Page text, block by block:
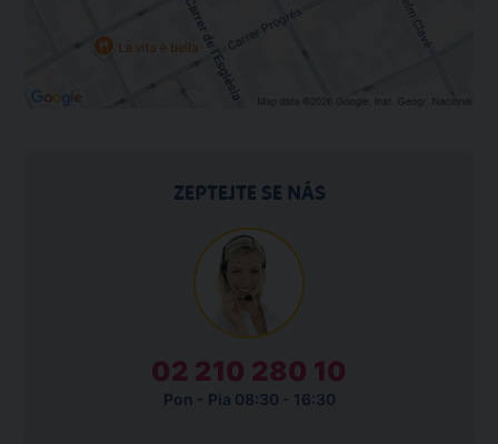
ZEPTEJTE SE NÁS
02 210 280 10
Pon - Pia 08:30 - 16:30